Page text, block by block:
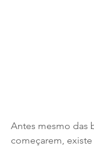
Antes mesmo das
começarem,